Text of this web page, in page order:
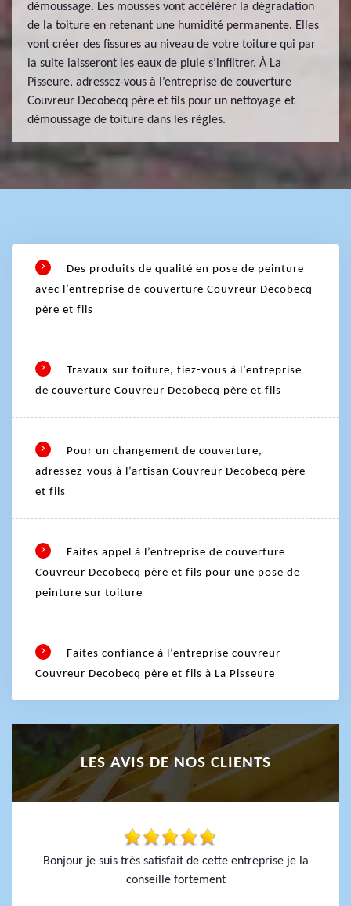
démoussage. Les mousses vont accélérer la dégradation
de la toiture en retenant une humidité permanente. Elles
vont créer des fissures au niveau de votre toiture qui par
la suite laisseront les eaux de pluie s’infiltrer. À La
Pisseure, adressez-vous à l’entreprise de couverture
Couvreur Decobecq père et fils pour un nettoyage et
démoussage de toiture dans les règles.
Des produits de qualité en pose de peinture
avec l’entreprise de couverture Couvreur Decobecq
père et fils
Travaux sur toiture, fiez-vous à l’entreprise
de couverture Couvreur Decobecq père et fils
Pour un changement de couverture,
adressez-vous à l’artisan Couvreur Decobecq père
et fils
Faites appel à l’entreprise de couverture
Couvreur Decobecq père et fils pour une pose de
peinture sur toiture
Faites confiance à l’entreprise couvreur
Couvreur Decobecq père et fils à La Pisseure
LES AVIS DE NOS CLIENTS
Bonjour je suis très satisfait de cette entreprise je la
conseille fortement